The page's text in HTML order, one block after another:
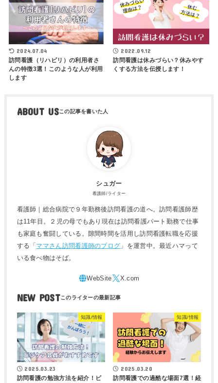
2024.07.04
訪問看護（リハビリ）の利用者さ
んの特徴3選！このような人が利用
します
2022.09.12
訪問看護は休みづらい？休みやす
くする方法を伝授します！
ABOUT US
シュガー
看護師/ライター
看護師｜総合病院で９年勤務後訪問看護の道へ。訪問看護師歴
は11年目。２児の母でもあり現在は訪問看護パート勤務で仕事
も家庭も奮闘している。隙間時間を活用し訪問看護転職を応援
する「 ママさん訪問看護師のブログ 」を運営中。最近ハマって
いる食べ物はそば。
NEW POST
知識/情報
2025.03.23
訪問看護の勉強方法を紹介！ビ
知識/情報
2025.03.20
訪問看護での過酷な場面7選！経